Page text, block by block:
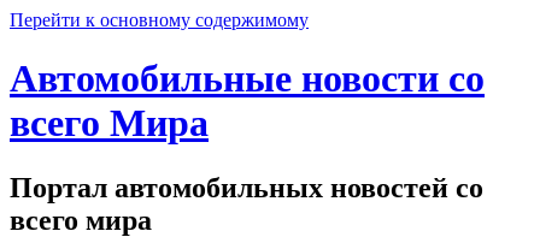
Перейти к основному содержимому
Автомобильные новости со
всего Мира
Портал автомобильных новостей со
всего мира